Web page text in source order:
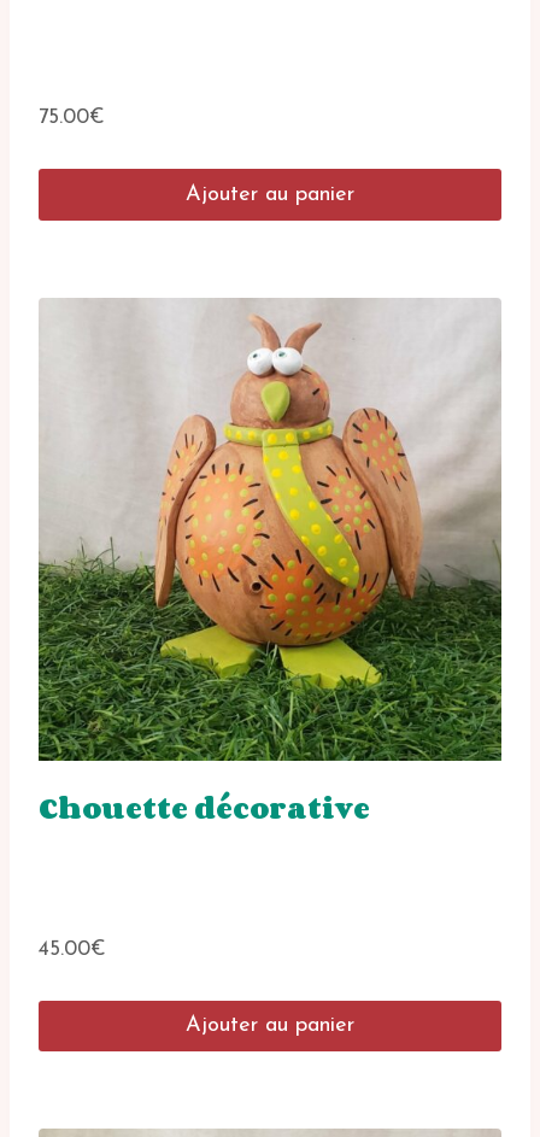
75.00€
Ajouter au panier
Chouette décorative
45.00€
Ajouter au panier